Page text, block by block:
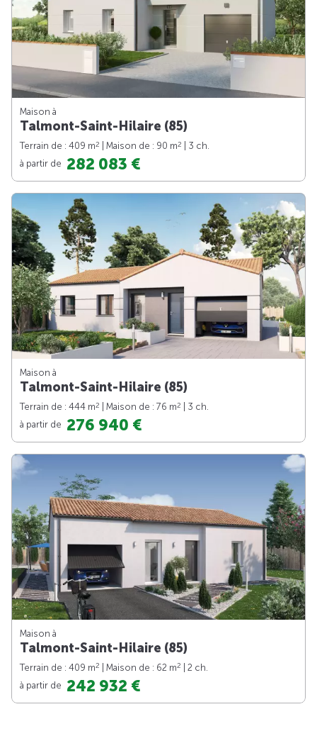
Maison à
Talmont-Saint-Hilaire (85)
Terrain de : 409 m2 | Maison de : 90 m2
| 3 ch.
à partir de 282 083 €
Maison à
Talmont-Saint-Hilaire (85)
Terrain de : 444 m2 | Maison de : 76 m2
| 3 ch.
à partir de 276 940 €
Maison à
Talmont-Saint-Hilaire (85)
Terrain de : 409 m2 | Maison de : 62 m2
| 2 ch.
à partir de 242 932 €